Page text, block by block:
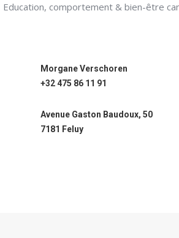
Education, comportement & bien-être
Morgane Verschoren
+32 475 86 11 91
Avenue Gaston Baudoux, 50
7181 Feluy